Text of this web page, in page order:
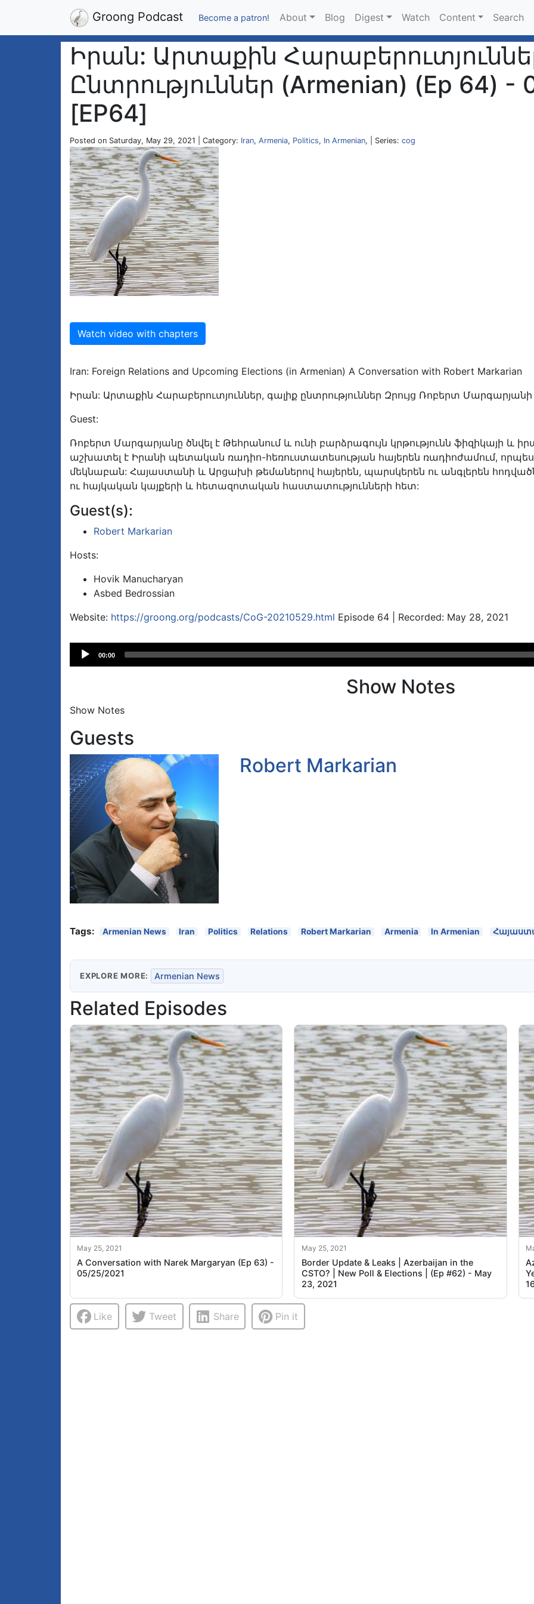
Groong Podcast Become a patron! About Blog Digest Watch Content Search
Իրան: Արտաքին
Ընտրություններ (Armenian) (Ep 64) -
[EP64]
Posted on Saturday, May 29, 2021 | Category: Iran, Armenia, Politics, In Armenian, | Series: cog
Watch video with chapters
Iran: Foreign Relations and Upcoming Elections (in Armenian) A Conversation with Robert Markarian
Իրան: Արտաքին Հարաբերուտյուններ, գալիք ընտրություններ Զրույց Ռոբերտ
Guest:
Ռոբերտ Մարգարյանը ծնվել է Թեհրանում և ունի բարձրագույն կրթությունն ֆիզիկայի և
աշխատել է Իրանի պետական ռադիո-հեռուստատեսության հայերեն ռադիոժամում,
մեկնաբան: Հայաստանի և Արցախի թեմաներով հայերեն, պարսկերեն ու անգլերեն
ու հայկական կայքերի և հետազոտական հաստատությունների հետ:
Guest(s):
Robert Markarian
Hosts:
Hovik Manucharyan
Asbed Bedrossian
Website: https://groong.org/podcasts/CoG-20210529.html Episode 64 | Recorded: May 28, 2021
Audio
Player
00:00
Show Notes
Show Notes
Guests
Robert Markarian
Tags: Armenian News Iran Politics Relations Robert Markarian Armenia In Armenian
EXPLORE MORE: Armenian News
Related Episodes
May 25, 2021
A Conversation with Narek Margaryan (Ep 63) -
05/25/2021
May 25, 2021
Border Update & Leaks | Azerbaijan in the
CSTO? | New Poll & Elections | (Ep #62) - May
23, 2021
Like Tweet Share Pin it